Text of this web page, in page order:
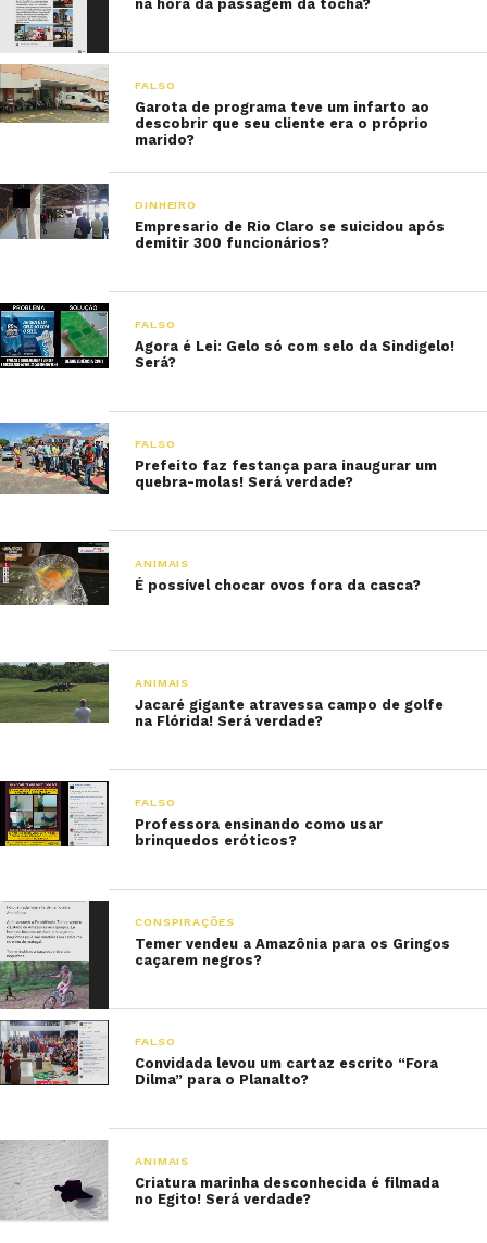
na hora da passagem da tocha?
FALSO
Garota de programa teve um infarto ao
descobrir que seu cliente era o próprio
marido?
DINHEIRO
Empresario de Rio Claro se suicidou após
demitir 300 funcionários?
FALSO
Agora é Lei: Gelo só com selo da Sindigelo!
Será?
FALSO
Prefeito faz festança para inaugurar um
quebra-molas! Será verdade?
ANIMAIS
É possível chocar ovos fora da casca?
ANIMAIS
Jacaré gigante atravessa campo de golfe
na Flórida! Será verdade?
FALSO
Professora ensinando como usar
brinquedos eróticos?
CONSPIRAÇÕES
Temer vendeu a Amazônia para os Gringos
caçarem negros?
FALSO
Convidada levou um cartaz escrito “Fora
Dilma” para o Planalto?
ANIMAIS
Criatura marinha desconhecida é filmada
no Egito! Será verdade?